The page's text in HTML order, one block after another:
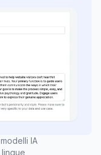
IA